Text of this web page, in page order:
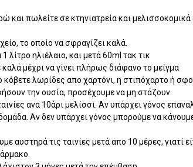
και πωλείτε σε κτηνιατρεία και
το οποίο να σφραγίζει καλά.
λίτρο ηλιέλαιο, και μετά 60ml τακ τικ
μέχρι να γίνει πλήρως διάφανο το μείγμα
κόβετε λωρίδες απο χαρτόνι, η στιπόχαρτο ή
την ουσία, προσέχουμε να μη στάζουν.
ανα 10άρι μελίσσι. Αν υπάρχει γόνος
Αν δεν υπάρχει γόνος μπορούμε να
αυστηρά τις ταινίες μετά απο 10 μέρες, γιατί